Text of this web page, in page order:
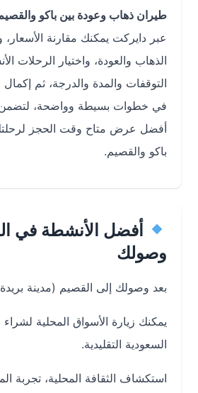
طيران ذهاب وعودة بين باكو والقصيم
عبر دايركت يمكنك مقارنة الأسعار، وضبط
الذهاب والعودة، واختيار الرحلات
التوقفات والمدة والدرجة، ثم إكمال حجز
في خطوات بسيطة وواضحة، لتضمن
أفضل عرض متاح وقت الحجز لرحلتك
باكو والقصيم.
أفضل الأنشطة في
وصولك
بعد وصولك إلى القصيم (مدينة بريدة /
يمكنك زيارة الأسواق المحلية لشراء
السعودية التقليدية.
استكشاف الثقافة المحلية، تجربة